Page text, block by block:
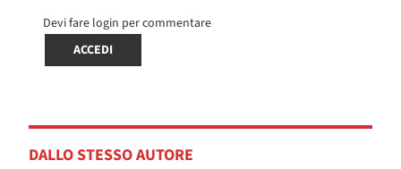
Devi fare login per commentare
ACCEDI
DALLO STESSO AUTORE